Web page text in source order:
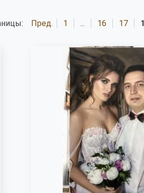
Пред. 1 ... 16 17